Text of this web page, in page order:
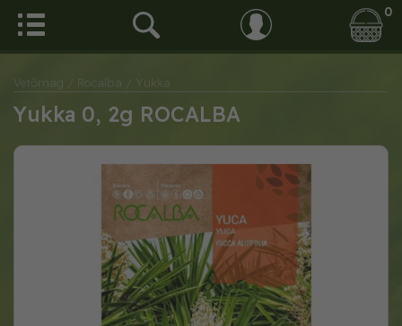
0
Vetőmag / Rocalba / Yukka
Yukka 0, 2g ROCALBA